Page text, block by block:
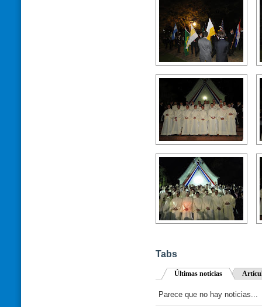
Tabs
Últimas noticias
Parece que no hay noticias...